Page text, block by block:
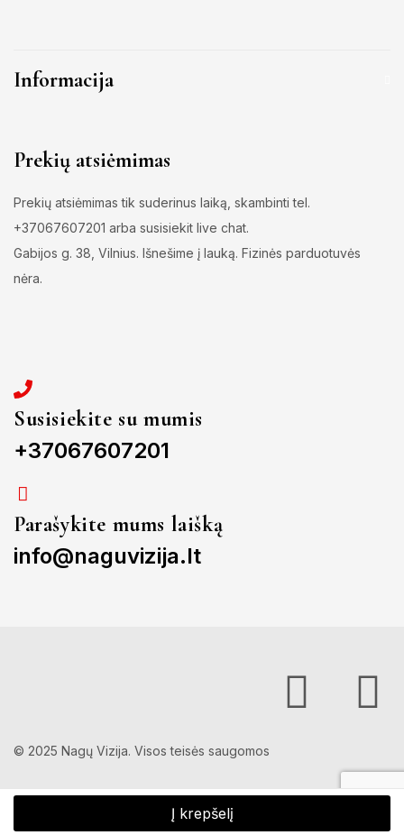
Į krepšelį
Informacija
Prekių atsiėmimas
Prekių atsiėmimas tik suderinus laiką, skambinti tel.
+37067607201 arba susisiekit live chat.
Gabijos g. 38, Vilnius. Išnešime į lauką. Fizinės parduotuvės
nėra.
Susisiekite su mumis
+37067607201
Parašykite mums laišką
info@naguvizija.lt
© 2025 Nagų Vizija. Visos teisės saugomos